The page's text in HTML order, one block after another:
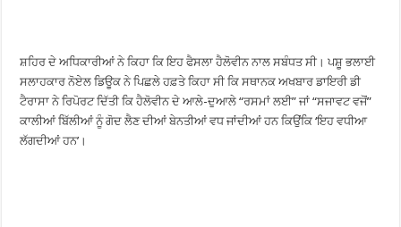
ਸ਼ਹਿਰ ਦੇ ਅਧਿਕਾਰੀਆਂ ਨੇ ਕਿਹਾ ਕਿ ਇਹ ਫੈਸਲਾ ਹੈਲੋਵੀਨ ਨਾਲ ਸਬੰਧਤ ਸੀ। ਪਸ਼ੂ ਭਲਾਈ
ਸਲਾਹਕਾਰ ਨੋਏਲ ਡਿਊਕ ਨੇ ਪਿਛਲੇ ਹਫ਼ਤੇ ਕਿਹਾ ਸੀ ਕਿ ਸਥਾਨਕ ਅਖਬਾਰ ਡਾਇਰੀ ਡੀ
ਟੈਰਾਸਾ ਨੇ ਰਿਪੋਰਟ ਦਿੱਤੀ ਕਿ ਹੈਲੋਵੀਨ ਦੇ ਆਲੇ-ਦੁਆਲੇ “ਰਸਮਾਂ ਲਈ” ਜਾਂ “ਸਜਾਵਟ ਵਜੋਂ”
ਕਾਲੀਆਂ ਬਿੱਲੀਆਂ ਨੂੰ ਗੋਦ ਲੈਣ ਦੀਆਂ ਬੇਨਤੀਆਂ ਵਧ ਜਾਂਦੀਆਂ ਹਨ ਕਿਉਂਕਿ ‘ਇਹ ਵਧੀਆ
ਲੱਗਦੀਆਂ ਹਨ’।